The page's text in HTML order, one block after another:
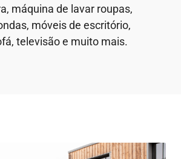
máquina de lavar roupas,
móveis de escritório,
televisão e muito mais.